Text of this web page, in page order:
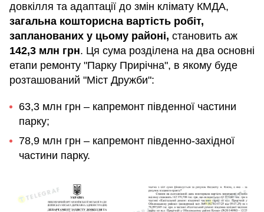
довкілля та адаптації до змін клімату КМДА,
загальна кошторисна вартість робіт,
запланованих у цьому районі, становить аж
142,3 млн грн. Ця сума розділена на два основні
етапи ремонту "Парку Прирічна", в якому буде
розташований "Міст Дружби":
63,3 млн грн – капремонт південної частини
парку;
78,9 млн грн – капремонт південно-західної
частини парку.